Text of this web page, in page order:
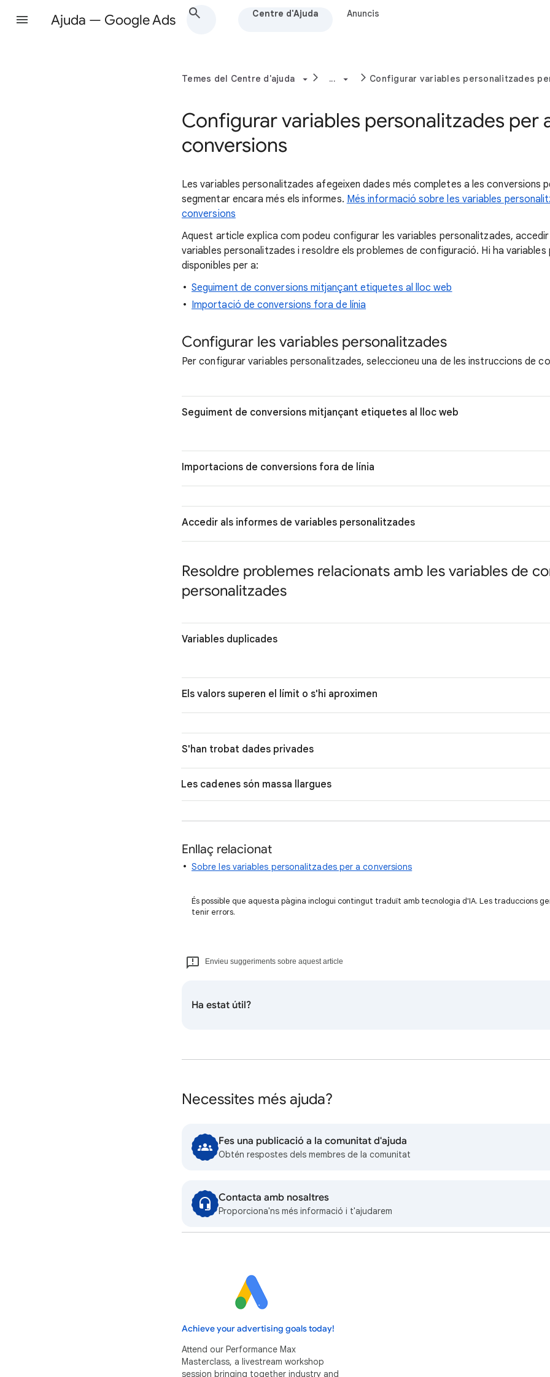
Ajuda — Google Ads Centre d'Ajuda Anuncis
Temes del Centre d'ajuda ... Configurar variables personalitzades
Configurar variables personalitzades per
conversions
Les variables personalitzades afegeixen dades més completes a les conversions
segmentar encara més els informes. Més informació sobre les variables
conversions
Aquest article explica com podeu configurar les variables personalitzades,
variables personalitzades i resoldre els problemes de configuració. Hi ha
disponibles per a:
Seguiment de conversions mitjançant etiquetes al lloc web
Importació de conversions fora de línia
Configurar les variables personalitzades
Per configurar variables personalitzades, seleccioneu una de les instruccions de
Seguiment de conversions mitjançant etiquetes al lloc web
Importacions de conversions fora de línia
Accedir als informes de variables personalitzades
Resoldre problemes relacionats amb les variables de
personalitzades
Variables duplicades
Els valors superen el límit o s'hi aproximen
S'han trobat dades privades
Les cadenes són massa llargues
Enllaç relacionat
Sobre les variables personalitzades per a conversions
És possible que aquesta pàgina inclogui contingut traduït amb tecnologia d'IA. Les traduccions
tenir errors.
Envieu suggeriments sobre aquest article
Ha estat útil?
Necessites més ajuda?
Fes una publicació a la comunitat d'ajuda
Obtén respostes dels membres de la comunitat
Contacta amb nosaltres
Proporciona'ns més informació i t'ajudarem
Achieve your advertising goals today!
Attend our Performance Max
Masterclass, a livestream workshop
session bringing together industry and